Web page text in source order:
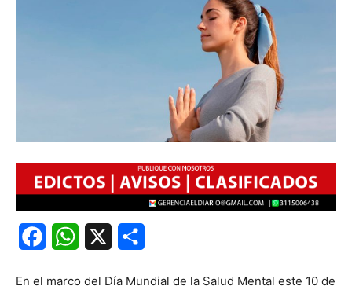
FacebookWhatsApp
En el marco del Día Mundial de la Salud Mental este 10 de